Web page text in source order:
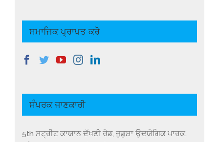
ਸਮਾਜਿਕ ਪ੍ਰਾਪਤ ਕਰੋ
ਸੰਪਰਕ ਜਾਣਕਾਰੀ
5th ਸਟ੍ਰੀਟ ਕਾਯਾਨ ਦੱਖਣੀ ਰੋਡ, ਜੁਡੁਸ਼ਾ ਉਦਯੋਗਿਕ ਪਾਰਕ,